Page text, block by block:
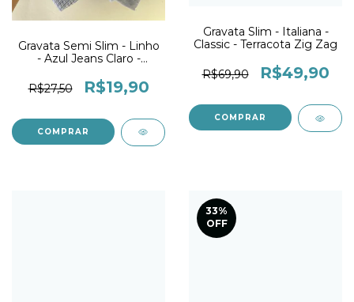
Gravata Semi Slim - Linho
- Azul Jeans Claro -
R$27,50
R$19,90
Gravata Slim - Italiana -
Classic - Terracota Zig Zag
R$69,90 R$49,90
33%
OFF